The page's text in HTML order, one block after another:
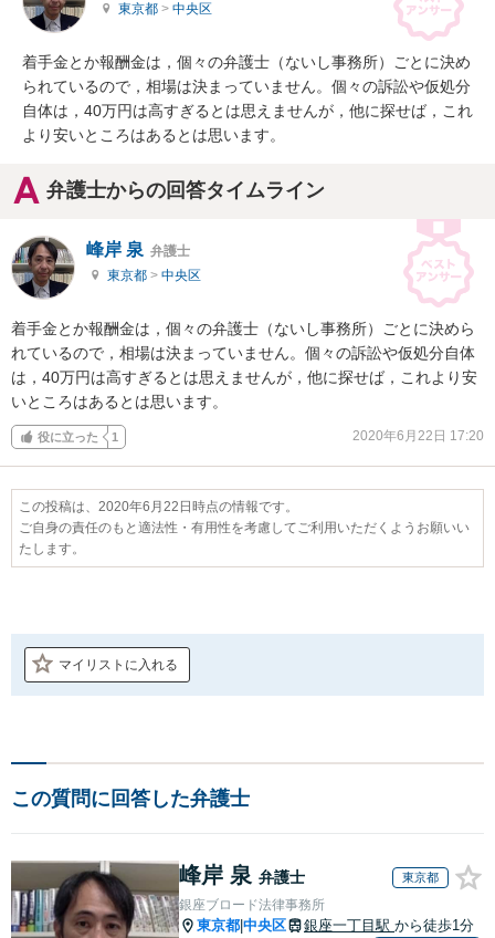
東京都 > 中央区
着手金とか報酬金は，個々の弁護士（ないし事務所）ごとに決め
られているので，相場は決まっていません。個々の訴訟や仮処分
自体は，40万円は高すぎるとは思えませんが，他に探せば，これ
より安いところはあるとは思います。
弁護士からの回答タイムライン
峰岸 泉 弁護士
東京都 > 中央区
着手金とか報酬金は，個々の弁護士（ないし事務所）ごとに決めら
れているので，相場は決まっていません。個々の訴訟や仮処分自体
は，40万円は高すぎるとは思えませんが，他に探せば，これより安
いところはあるとは思います。
役に立った 1 2020年6月22日 17:20
この投稿は、2020年6月22日時点の情報です。
ご自身の責任のもと適法性・有用性を考慮してご利用いただくようお願いい
たします。
マイリストに入れる
この質問に回答した弁護士
峰岸 泉 弁護士 東京都
銀座ブロード法律事務所
東京都 中央区 銀座一丁目駅 から徒歩1分